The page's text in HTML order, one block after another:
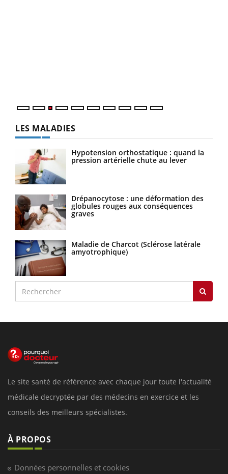
LES MALADIES
Hypotension orthostatique : quand la
pression artérielle chute au lever
Drépanocytose : une déformation des
globules rouges aux conséquences
graves
Maladie de Charcot (Sclérose latérale
amyotrophique)
Le site santé de référence avec chaque jour toute l'actualité
médicale decryptée par des médecins en exercice et les
conseils des meilleurs spécialistes.
À PROPOS
Données personnelles et cookies